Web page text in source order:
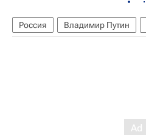
Россия Владимир Путин